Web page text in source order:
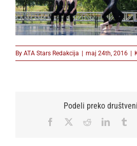
By ATA Stars Redakcija | maj 24th, 2016 |
Podeli preko
Facebook RedditLinkedIn